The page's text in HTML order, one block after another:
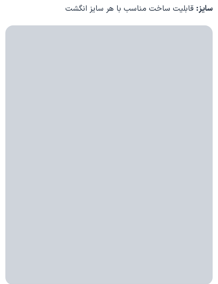
سایز: قابلیت ساخت مناسب با هر سایز انگشت